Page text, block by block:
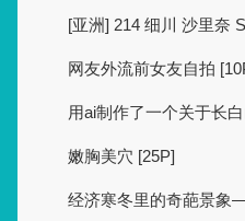
[亚洲] 214 细川 沙里奈
网友外流前女友自拍
用ai制作了一个关于长
嫩胸美穴 [25P]
经济寒冬里的奇葩景象